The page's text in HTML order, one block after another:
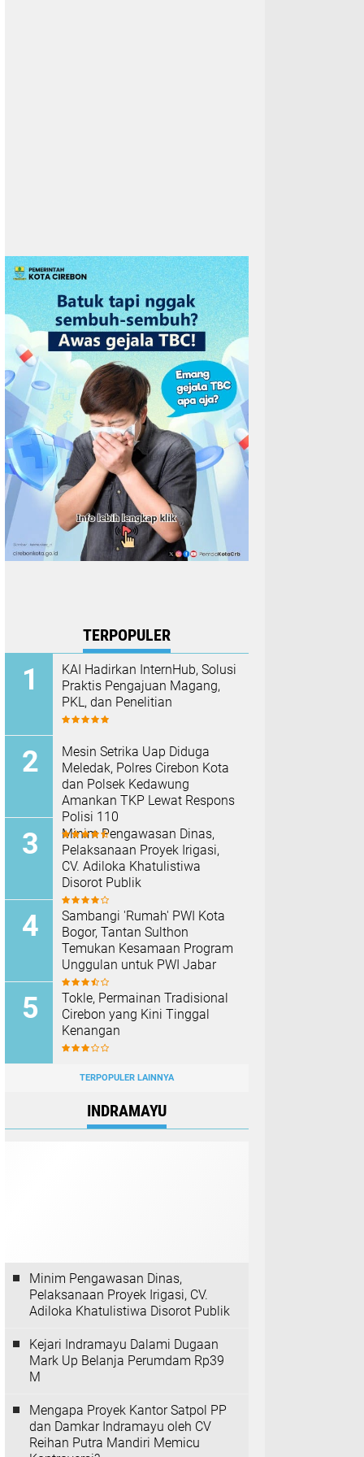
TERPOPULER
KAI Hadirkan InternHub, Solusi
Praktis Pengajuan Magang,
PKL, dan Penelitian
Mesin Setrika Uap Diduga
Meledak, Polres Cirebon Kota
dan Polsek Kedawung
Amankan TKP Lewat Respons
Polisi 110
Minim Pengawasan Dinas,
Pelaksanaan Proyek Irigasi,
CV. Adiloka Khatulistiwa
Disorot Publik
Sambangi 'Rumah' PWI Kota
Bogor, Tantan Sulthon
Temukan Kesamaan Program
Unggulan untuk PWI Jabar
Tokle, Permainan Tradisional
Cirebon yang Kini Tinggal
Kenangan
TERPOPULER LAINNYA
INDRAMAYU
Minim Pengawasan Dinas,
Pelaksanaan Proyek Irigasi, CV.
Adiloka Khatulistiwa Disorot Publik
Kejari Indramayu Dalami Dugaan
Mark Up Belanja Perumdam Rp39
M
Mengapa Proyek Kantor Satpol PP
dan Damkar Indramayu oleh CV
Reihan Putra Mandiri Memicu